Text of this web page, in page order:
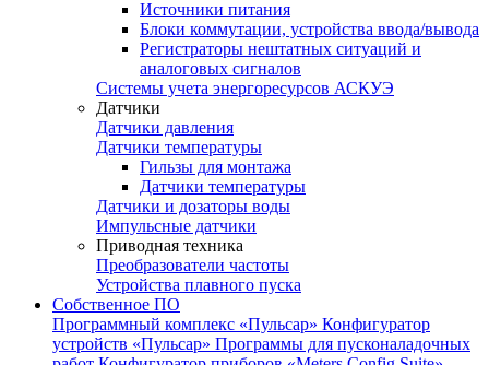
Источники питания
Блоки коммутации, устройства ввода/вывода
Регистраторы нештатных ситуаций и
аналоговых сигналов
Системы учета энергоресурсов АСКУЭ
Датчики
Датчики давления
Датчики температуры
Гильзы для монтажа
Датчики температуры
Датчики и дозаторы воды
Импульсные датчики
Приводная техника
Преобразователи частоты
Устройства плавного пуска
Собственное ПО
Программный комплекс «Пульсар» Конфигуратор
устройств «Пульсар» Программы для пусконаладочных